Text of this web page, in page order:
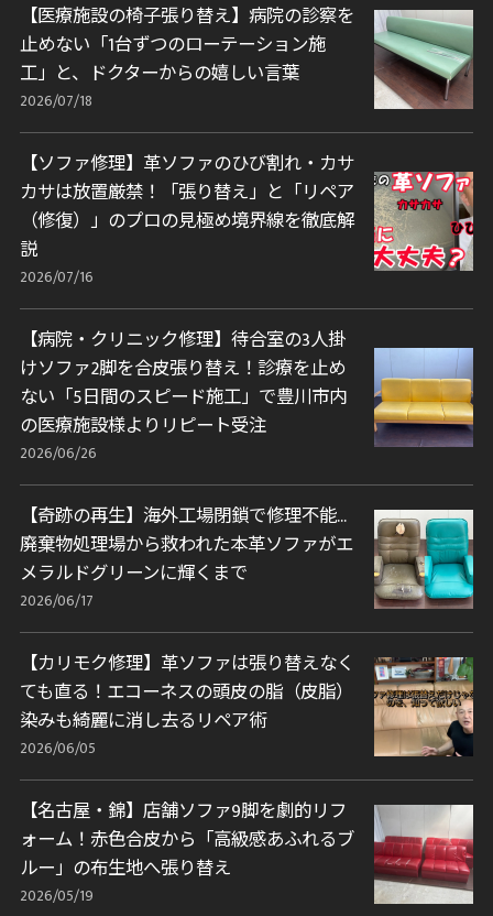
【医療施設の椅子張り替え】病院の診察を
止めない「1台ずつのローテーション施
工」と、ドクターからの嬉しい言葉
2026/07/18
【ソファ修理】革ソファのひび割れ・カサ
カサは放置厳禁！「張り替え」と「リペア
（修復）」のプロの見極め境界線を徹底解
説
2026/07/16
【病院・クリニック修理】待合室の3人掛
けソファ2脚を合皮張り替え！診療を止め
ない「5日間のスピード施工」で豊川市内
の医療施設様よりリピート受注
2026/06/26
【奇跡の再生】海外工場閉鎖で修理不能…
廃棄物処理場から救われた本革ソファがエ
メラルドグリーンに輝くまで
2026/06/17
【カリモク修理】革ソファは張り替えなく
ても直る！エコーネスの頭皮の脂（皮脂）
染みも綺麗に消し去るリペア術
2026/06/05
【名古屋・錦】店舗ソファ9脚を劇的リフ
ォーム！赤色合皮から「高級感あふれるブ
ルー」の布生地へ張り替え
2026/05/19